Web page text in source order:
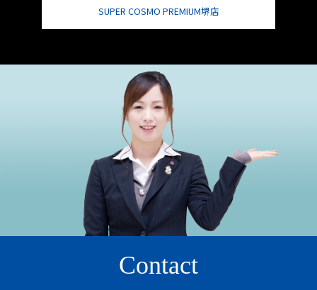
SUPER COSMO PREMIUM堺店
Contact